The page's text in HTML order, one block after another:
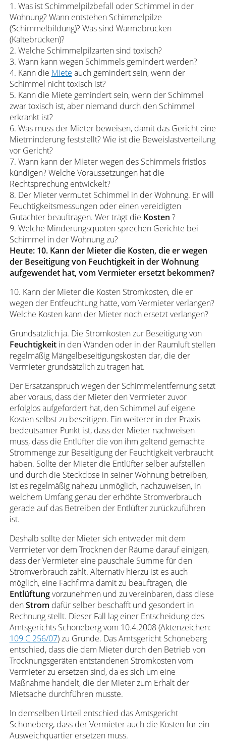
1. Was ist Schimmelpilzbefall oder Schimmel in der
Wohnung? Wann entstehen Schimmelpilze
(Schimmelbildung)? Was sind Wärmebrücken
(Kältebrücken)?
2. Welche Schimmelpilzarten sind toxisch?
3. Wann kann wegen Schimmels gemindert werden?
4. Kann die Miete auch gemindert sein, wenn der
Schimmel nicht toxisch ist?
5. Kann die Miete gemindert sein, wenn der Schimmel
zwar toxisch ist, aber niemand durch den Schimmel
erkrankt ist?
6. Was muss der Mieter beweisen, damit das Gericht eine
Mietminderung feststellt? Wie ist die Beweislastverteilung
vor Gericht?
7. Wann kann der Mieter wegen des Schimmels fristlos
kündigen? Welche Voraussetzungen hat die
Rechtsprechung entwickelt?
8. Der Mieter vermutet Schimmel in der Wohnung. Er will
Feuchtigkeitsmessungen oder einen vereidigten
Gutachter beauftragen. Wer trägt die Kosten ?
9. Welche Minderungsquoten sprechen Gerichte bei
Schimmel in der Wohnung zu?
Heute: 10. Kann der Mieter die Kosten, die er wegen
der Beseitigungvon Feuchtigkeit in der Wohnung
aufgewendet hat, vom Vermieter ersetzt bekommen?
10. Kann der Mieter die Kosten Stromkosten, die er
wegen der Entfeuchtung hatte, vom Vermieter verlangen?
Welche Kosten kann der Mieter noch ersetzt verlangen?
Grundsätzlich ja. Die Stromkosten zur Beseitigung von
Feuchtigkeitin den Wänden oder in der Raumluft stellen
regelmäßig Mängelbeseitigungskosten dar, die der
Vermieter grundsätzlich zu tragen hat.
Der Ersatzanspruch wegen der Schimmelentfernung setzt
aber voraus, dass der Mieter den Vermieter zuvor
erfolglos aufgefordert hat, den Schimmel auf eigene
Kosten selbst zu beseitigen. Ein weiterer in der Praxis
bedeutsamer Punkt ist, dass der Mieter nachweisen
muss, dass die Entlüfter die von ihm geltend gemachte
Strommenge zur Beseitigung der Feuchtigkeit verbraucht
haben. Sollte der Mieter die Entlüfter selber aufstellen
und durch die Steckdose in seiner Wohnung betreiben,
ist es regelmäßig nahezu unmöglich, nachzuweisen, in
welchem Umfang genau der erhöhte Stromverbrauch
gerade auf das Betreiben der Entlüfter zurückzuführen
ist.
Deshalb sollte der Mieter sich entweder mit dem
Vermieter vor dem Trocknen der Räume darauf einigen,
dass der Vermieter eine pauschale Summe für den
Stromverbrauch zahlt. Alternativ hierzu ist es auch
möglich, eine Fachfirma damit zu beauftragen, die
Entlüftungvorzunehmen und zu vereinbaren, dass diese
denStrom dafür selber beschafft und gesondert in
Rechnung stellt. Dieser Fall lag einer Entscheidung des
Amtsgerichts Schöneberg vom 10.4.2008 (Aktenzeichen:
109 C 256/07) zu Grunde. Das Amtsgericht Schöneberg
entschied, dass die dem Mieter durch den Betrieb von
Trocknungsgeräten entstandenen Stromkosten vom
Vermieter zu ersetzen sind, da es sich um eine
Maßnahme handelt, die der Mieter zum Erhalt der
Mietsache durchführen musste.
In demselben Urteil entschied das Amtsgericht
Schöneberg, dass der Vermieter auch die Kosten für ein
Ausweichquartier ersetzen muss.